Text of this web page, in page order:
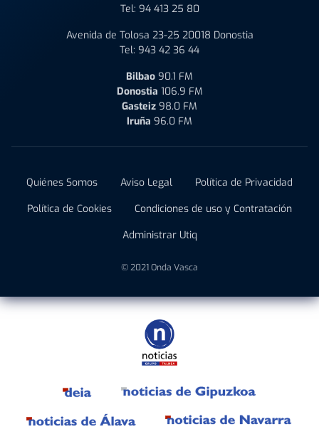
Tel: 94 413 25 80
Avenida de Tolosa 23-25 20018 Donostia
Tel: 943 42 36 44
Bilbao 90.1 FM
Donostia 106.9 FM
Gasteiz 98.0 FM
Iruña 96.0 FM
Quiénes Somos Aviso Legal
Política de Privacidad
Política de Cookies
Condiciones de uso y Contratación
Administrar Utiq
© 2021 Onda Vasca